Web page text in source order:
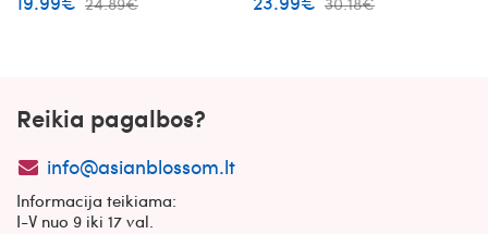
Reikia pagalbos?
info@asianblossom.lt
Informacija teikiama:
I-V nuo 9 iki 17 val.